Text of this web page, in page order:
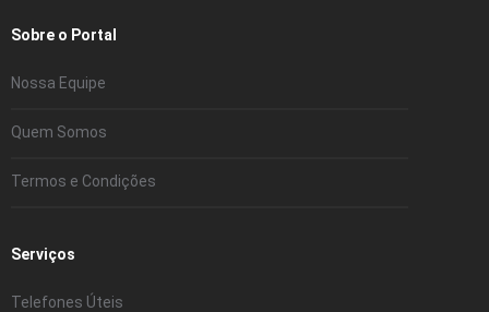
Sobre o Portal
Nossa Equipe
Quem Somos
Termos e Condições
Serviços
Telefones Úteis